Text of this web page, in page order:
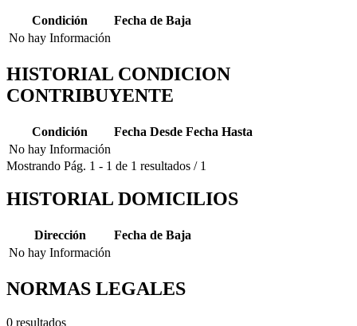
Condición
Fecha de Baja
No hay Información
HISTORIAL CONDICION
CONTRIBUYENTE
Condición Fecha Desde Fecha Hasta
No hay Información
Mostrando Pág. 1 - 1 de 1 resultados / 1
HISTORIAL DOMICILIOS
Dirección
Fecha de Baja
No hay Información
NORMAS LEGALES
0 resultados